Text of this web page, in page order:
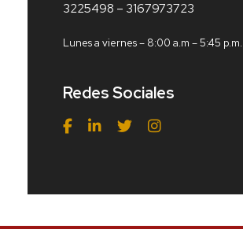
3225498 – 3167973723
Lunes a viernes – 8:00 a.m – 5:45 p.m.
Redes Sociales